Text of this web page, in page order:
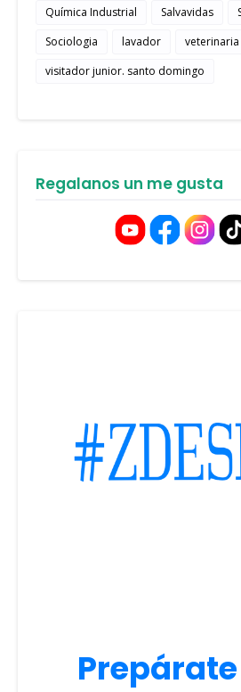
Química Industrial
Salvavidas
Sociologia
lavador
veterinaria
visitador junior. santo domingo
Regalanos un me gusta